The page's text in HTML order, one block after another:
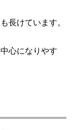
長けています。
心になりやす